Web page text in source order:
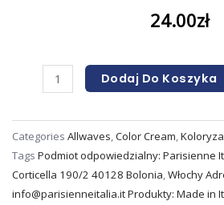
24.00zł
Dodaj Do Koszyka
Categories Allwaves,Color Cream,
Tags Podmiot odpowiedzialny: Parisienne
Corticella 190/2 40128 Bolonia,Włochy
info@parisienneitalia.it Produkty: Made in